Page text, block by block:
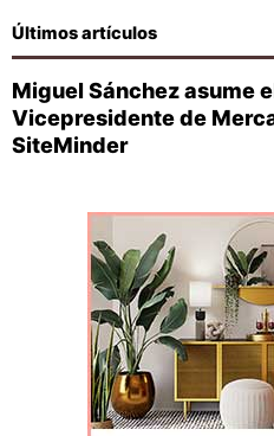
Últimos artículos
Miguel Sánchez asume
Vicepresidente de
SiteMinder